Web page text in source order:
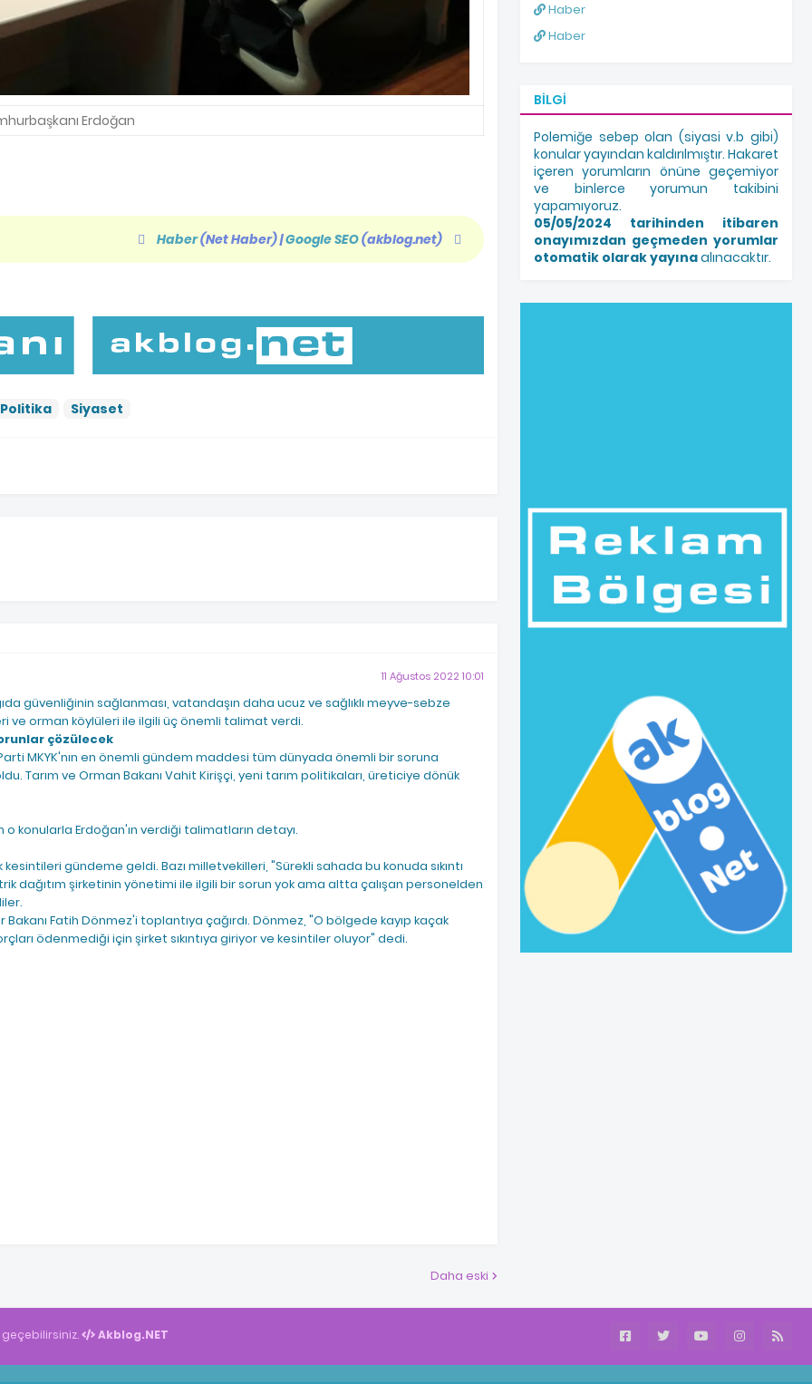
Erdoğan
Haber(Net Haber)|Google SEO(akblog.net)
Politika Siyaset
11 Ağustos 2022 10:01
güvenliğinin sağlanması, vatandaşın daha ucuz ve sağlıklı meyve-sebze
ve orman köylüleri ile ilgili üç önemli talimat verdi.
çözülecek
MKYK'nın en önemli gündem maddesi tüm dünyada önemli bir soruna
Tarım ve Orman Bakanı Vahit Kirişçi, yeni tarım politikaları, üreticiye dönük
konularla Erdoğan'ın verdiği talimatların detayı.
gündeme geldi. Bazı milletvekilleri, "Sürekli sahada bu konuda sıkıntı
dağıtım şirketinin yönetimi ile ilgili bir sorun yok ama altta çalışan personelden
Fatih Dönmez'i toplantıya çağırdı. Dönmez, "O bölgede kayıp kaçak
ödenmediği için şirket sıkıntıya giriyor ve kesintiler oluyor" dedi.
Daha eski
Haber
Haber
BILGI
Polemiğe sebep olan (siyasi v.b gibi)
konular yayından kaldırılmıştır. Hakaret
içeren yorumların önüne geçemiyor
ve binlerce yorumun takibini
yapamıyoruz.
05/05/2024 tarihinden itibaren
onayımızdan geçmeden yorumlar
otomatik olarak yayınaalınacaktır.
Akblog.NET